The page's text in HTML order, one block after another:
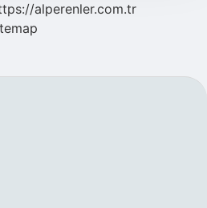
alperenler.com.tr